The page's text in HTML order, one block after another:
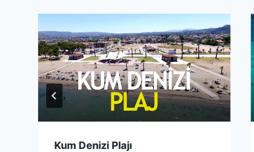
Kum Denizi Plajı